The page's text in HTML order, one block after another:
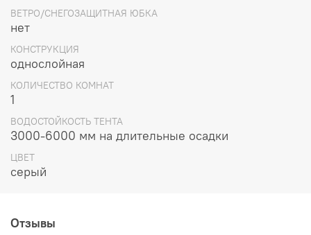
ВЕТРО/СНЕГОЗАЩИТНАЯ ЮБКА
нет
КОНСТРУКЦИЯ
однослойная
КОЛИЧЕСТВО КОМНАТ
1
ВОДОСТОЙКОСТЬ ТЕНТА
3000-6000 мм на длительные осадки
ЦВЕТ
серый
Отзывы